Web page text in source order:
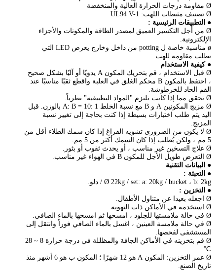
Ø مقاومة درجات الحرارة العالية والمنخفضة
Ø تصنيف مثبطات اللهب: UL94 V-1
● التطبيقات الرئيسية :
Ø من أجل التكسير العميق لمصدر الطاقة والمكونات والأجزاء
الإلكترونية.
ø مناسبة خاصة ل potting من داخل وخارج يعرض LED التي
تطلب مقاومة للهب
● كيفية الاستخدام
Ø قبل الاستخدام ، قم بتحريك المكون A يدويًا أو آليًا بشكل صحيح
، احتفظ بالمكون B محكم الغلق في العلبة واقطع ثقبًا مناسبًا عند
الفم الحاد للخرطوشة.
Ø تحقق مما إذا كانت تلتزم "المواد التطبيقية" نظرياً.
Ø مزيج المكونين A و B مع نسبة الخلط A: B = 10: 1 بالوزن. قبل
اليد يتم طلب اختبارات بسيطة إذا كنت بحاجة إلى تغيير نسبة
المزيج.
Ø لا يكون من الضروري تشويه الفراغ إذا كان سمك الطلاء أقل من
5 مم ، ولكن يُطلب إذا كان السمك أكثر من 5 مم.
Ø علاج التسخين غير مناسب ، أو يحدث ثقوب أو بثور.
Ø التعرض طويل الأجل للمكون B في الهواء غير مناسب.
● البيانات التقنية
● التعبئة :
Ø 22kg / set: a: 20kg / bucket ، b: 2kg / دلو.
● التخزين :
Ø اجعله بعيدا عن متناول الأطفال.
Ø استخدمه في الأماكن ذات التهوية
Ø في حالة ملامستها للجلود ، امسحها ثم امسحها بالماء الصافي.
Ø في حالة ملامسة العينين ، اغسل بالماء الصافي فوراً وانتقل إلى
المستشفى لفحصها.
Ø قم بتخزينه في الأماكن الجافة والمظللة في درجة حرارة 8 ~ 28
℃
Ø عمر التخزين: المكون A هو 12 شهرًا ؛ المكون ب هو 6 أشهر منذ
تاريخ الصنع.